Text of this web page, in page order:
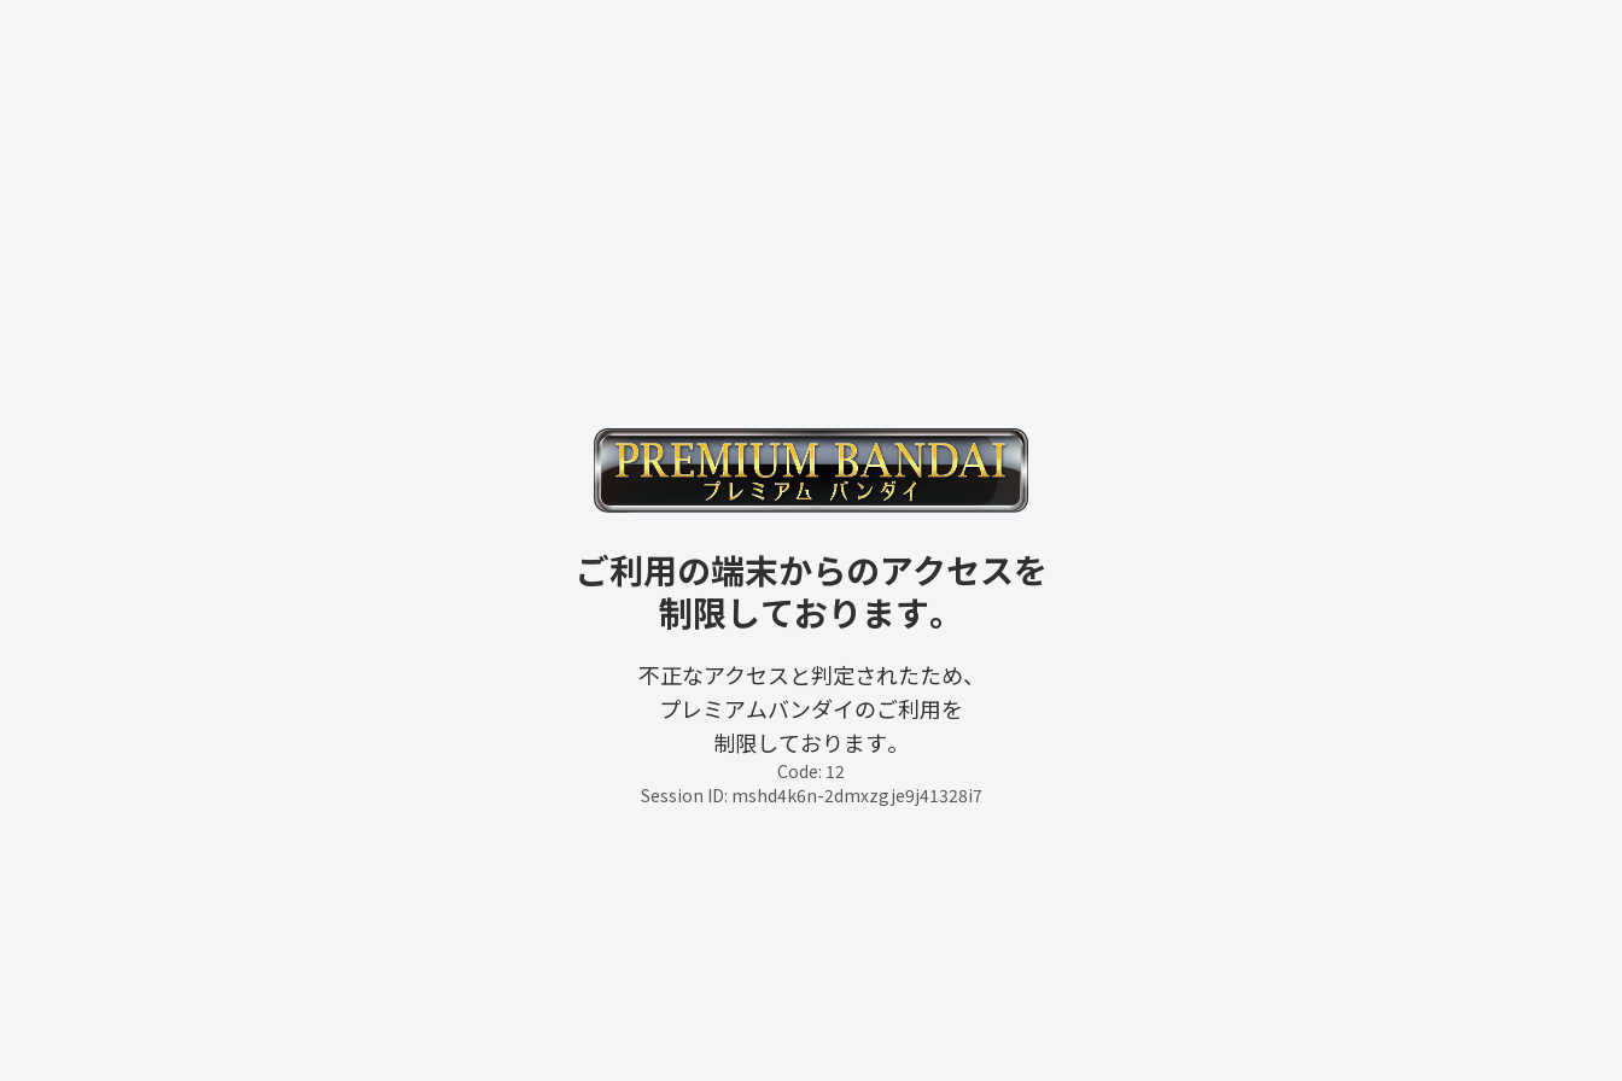
ご利用の端末からのアクセスを
制限しております。
不正なアクセスと判定されたため、
プレミアムバンダイのご利用を
制限しております。
Code: 12
Session ID: mshd4k6n-2dmxzgje9j41328i7